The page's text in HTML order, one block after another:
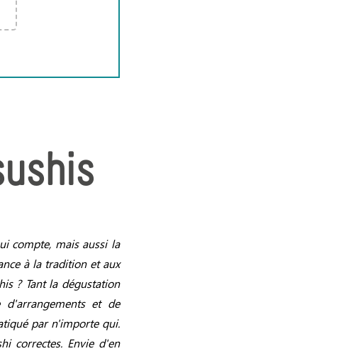
compte, mais aussi la
à la tradition et aux
? Tant la dégustation
et de
par n'importe qui.
correctes. Envie d'en